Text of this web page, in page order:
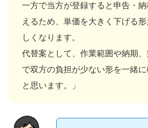
一方で当方が登録すると申告・
えるため、単価を大きく下げる
しくなります。
代替案として、作業範囲や納期
で双方の負担が少ない形を一緒
と思います。」